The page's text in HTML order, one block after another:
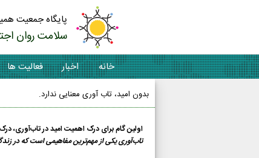
پایگاه جمعیت
سلامت روان
خانه اخبار فعالیت ها
بدون امید، تاب‌ آوری معنایی ندارد.
اولین گام برای درک اهمیت امید در تاب‌آوری،
تاب‌آوری یکی از مهم‌ترین مفاهیمی است که در